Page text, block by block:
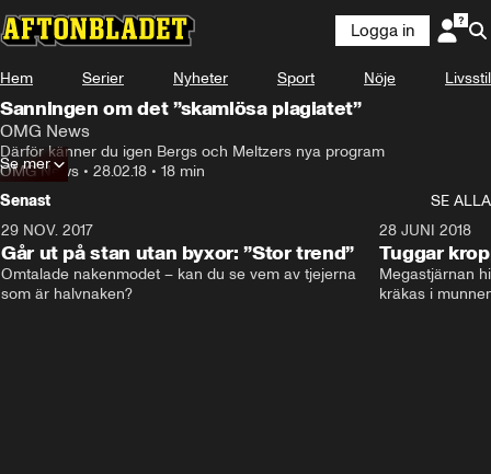
Logga in
Hem Serier Nyheter Sport Nöje Livsstil
Sanningen om det ”skamlösa plagiatet”
OMG News
Därför känner du igen Bergs och Meltzers nya program
OMG News • 28.02.18 • 18 min
Se mer
Senast
SE ALLA
29 NOV. 2017
Går ut på stan utan byxor: ”Stor trend”
Omtalade nakenmodet – kan du se vem av tjejerna
som är halvnaken?
28 JUNI 2018
Tuggar
Megastjärnan
kräkas i